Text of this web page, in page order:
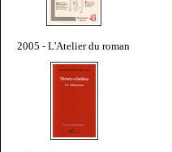
2005 - L'Atelier du roman